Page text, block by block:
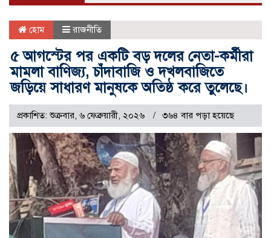
হোম রাজনীতি
৫ আগস্টের পর একটি বড় দলের নেতা-কর্মীরা
মামলা বাণিজ্য, চাঁদাবাজি ও দখলবাজিতে
জড়িয়ে সাধারণ মানুষকে অতিষ্ঠ করে তুলেছে।
প্রকাশিত: শুক্রবার, ৬ ফেব্রুয়ারী, ২০২৬ ৩৬৪ বার পড়া হয়েছে